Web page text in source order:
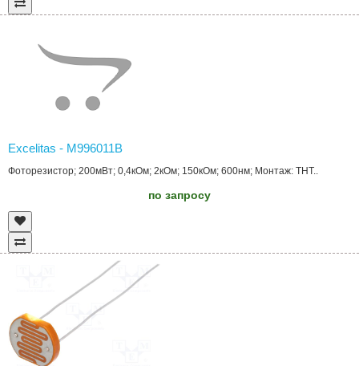
Excelitas - M996011B
Фоторезистор; 200мВт; 0,4кОм; 2кОм; 150кОм; 600нм; Монтаж: THT..
по запросу